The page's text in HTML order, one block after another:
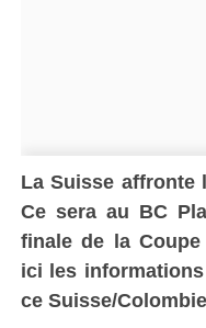
La Suisse affronte
Ce seraau BC
finale de laCoupe
ici les
ce Suisse/